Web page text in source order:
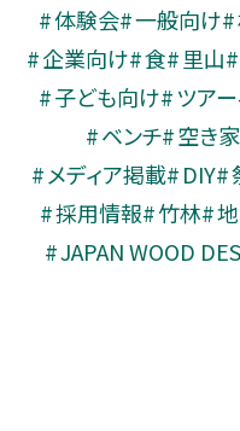
体験会 一般向け
企業向け 食 里山
子ども向け
ツアー
ベンチ 空き家
メディア掲載 DIY
採用情報 竹林
JAPAN WOOD